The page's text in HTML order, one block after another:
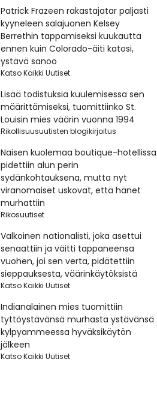
Patrick Frazeen rakastajatar paljasti
kyyneleen salajuonen Kelsey
Berrethin tappamiseksi kuukautta
ennen kuin Colorado-äiti katosi,
ystävä sanoo
Katso Kaikki Uutiset
Lisää todistuksia kuulemisessa sen
määrittämiseksi, tuomittiinko St.
Louisin mies väärin vuonna 1994
Rikollisuusuutisten blogikirjoitus
Naisen kuolemaa boutique-hotellissa
pidettiin alun perin
sydänkohtauksena, mutta nyt
viranomaiset uskovat, että hänet
murhattiin
Rikosuutiset
Valkoinen nationalisti, joka asettui
senaattiin ja väitti tappaneensa
vuohen, joi sen verta, pidätettiin
sieppauksesta, väärinkäytöksistä
Katso Kaikki Uutiset
Indianalainen mies tuomittiin
tyttöystävänsä murhasta ystävänsä
kylpyammeessa hyväksikäytön
jälkeen
Katso Kaikki Uutiset